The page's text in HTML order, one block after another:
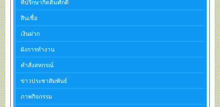
ที่ปรึกษากิตติมศักดิ์
สินเชื่อ
เงินฝาก
ผังการทำงาน
คำสั่งสหกรณ์
ข่าวประชาสัมพันธ์
ภาพกิจกรรม